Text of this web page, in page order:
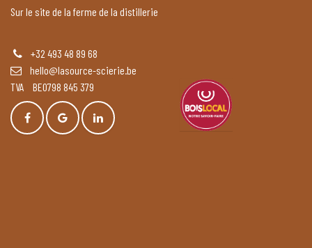
Sur le site de la ferme de la distillerie
+32 493 48 89 68
hello@lasource-scierie.be
TVA BE0798 845 379